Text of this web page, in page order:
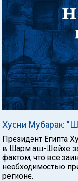
Хусни Мубарак:
Президент Египта
в Шарм аш-Шейхе
фактом, что все
необходимостью
регионе.